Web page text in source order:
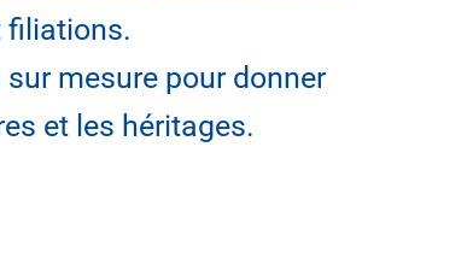
filiations.
mesure pour donner
et les héritages.